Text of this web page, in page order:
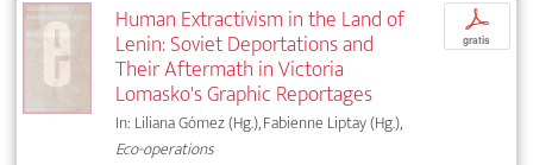
Human Extractivism in the Land of
Lenin: Soviet Deportations and
Their Aftermath in Victoria
Lomasko's Graphic Reportages
In: Liliana Gómez (Hg.), Fabienne Liptay (Hg.),
Eco-operations
p
gratis